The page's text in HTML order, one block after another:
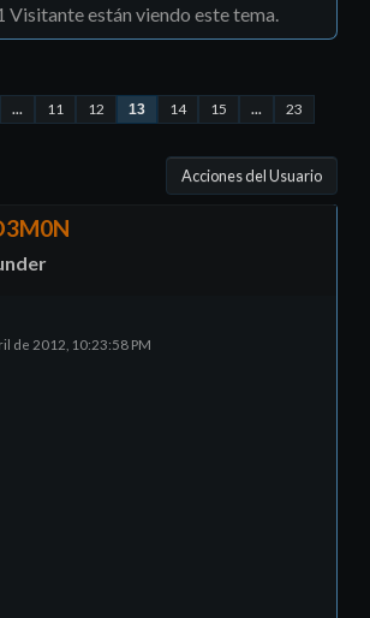
están viendo este tema.
... 11 12 13 14 15 ... 23
Acciones del Usuario
de 2012, 10:23:58 PM